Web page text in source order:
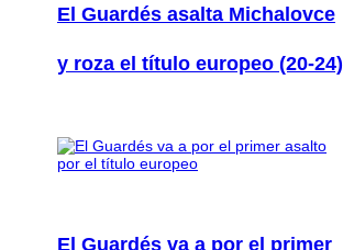
El Guardés asalta Michalovce
y roza el título europeo (20-24)
El Guardés va a por el primer